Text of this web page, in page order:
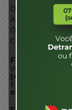
Diário Oficial
Acesso à
Órgãos do
Conheça SC
FALE
WhatsApp:
(48) 3664-1800
E-mail: